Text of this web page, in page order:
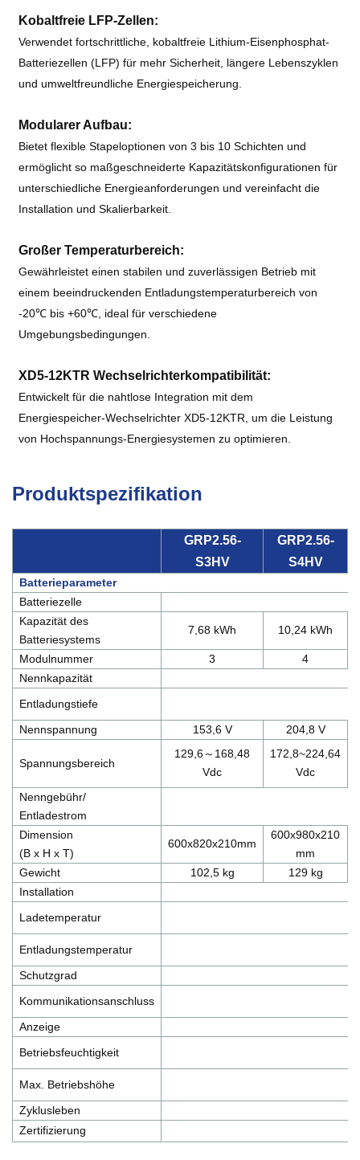
Kobaltfreie LFP-Zellen:
Verwendet fortschrittliche, kobaltfreie Lithium-Eisenphosphat-
Batteriezellen (LFP) für mehr Sicherheit, längere Lebenszyklen
und umweltfreundliche Energiespeicherung.
Modularer Aufbau:
Bietet flexible Stapeloptionen von 3 bis 10 Schichten und
ermöglicht so maßgeschneiderte Kapazitätskonfigurationen für
unterschiedliche Energieanforderungen und vereinfacht die
Installation und Skalierbarkeit.
Großer Temperaturbereich:
Gewährleistet einen stabilen und zuverlässigen Betrieb mit
einem beeindruckenden Entladungstemperaturbereich von
-20℃ bis +60℃, ideal für verschiedene
Umgebungsbedingungen.
XD5-12KTR Wechselrichterkompatibilität:
Entwickelt für die nahtlose Integration mit dem
Energiespeicher-Wechselrichter XD5-12KTR, um die Leistung
von Hochspannungs-Energiesystemen zu optimieren.
Produktspezifikation
GRP2.56-
S3HV
GRP2.56-
S4HV
Batterieparameter
Batteriezelle
Kapazität des
Batteriesystems
7,68 kWh 10,24 kWh
Modulnummer 3
4
Nennkapazität
Entladungstiefe
Nennspannung
153,6 V 204,8 V
Spannungsbereich
129,6～168,48
Vdc
172,8~224,64
Vdc
Nenngebühr/
Entladestrom
Dimension
(B x H x T)
600x820x210mm
600x980x210
mm
Gewicht 102,5 kg
129 kg
Installation
Ladetemperatur
Entladungstemperatur
Schutzgrad
Kommunikationsanschluss
Anzeige
Betriebsfeuchtigkeit
Max. Betriebshöhe
Zyklusleben
Zertifizierung